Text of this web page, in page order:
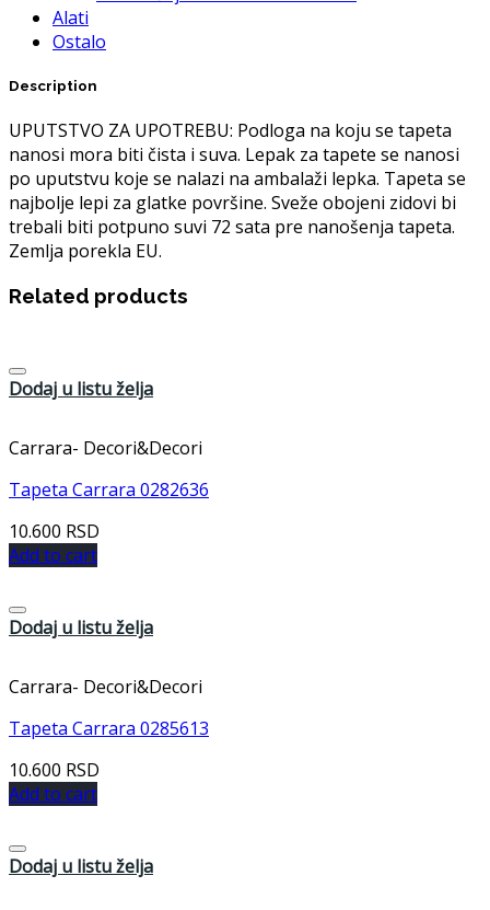
Alati
Ostalo
Description
UPUTSTVO ZA UPOTREBU: Podloga na koju se tapeta
nanosi mora biti čista i suva. Lepak za tapete se nanosi
po uputstvu koje se nalazi na ambalaži lepka. Tapeta se
najbolje lepi za glatke površine. Sveže obojeni zidovi bi
trebali biti potpuno suvi 72 sata pre nanošenja tapeta.
Zemlja porekla EU.
Related products
Dodaj u listu želja
Carrara- Decori&Decori
Tapeta Carrara 0282636
10.600 RSD
Add to cart
Dodaj u listu želja
Carrara- Decori&Decori
Tapeta Carrara 0285613
10.600 RSD
Add to cart
Dodaj u listu želja